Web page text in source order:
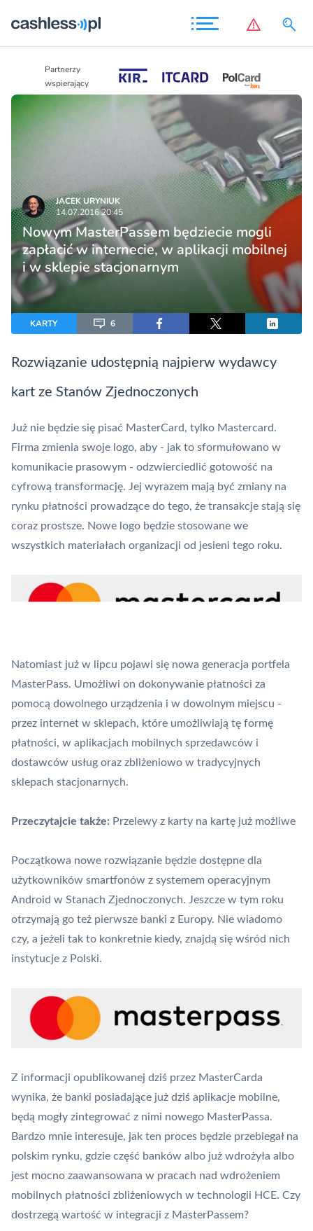
Partnerzy
wspierający
JACEK URYNIUK
14.07.2016 20:45
Nowym MasterPassem będziecie mogli
zapłacić w internecie, w aplikacji mobilnej
i w sklepie stacjonarnym
KARTY 6
Rozwiązanie udostępnią najpierw wydawcy
kart ze Stanów Zjednoczonych
Już nie będzie się pisać MasterCard, tylko Mastercard.
Firma zmienia swoje logo, aby - jak to sformułowano w
komunikacie prasowym - odzwierciedlić gotowość na
cyfrową transformację. Jej wyrazem mają być zmiany na
rynku płatności prowadzące do tego, że transakcje stają się
coraz prostsze. Nowe logo będzie stosowane we
wszystkich materiałach organizacji od jesieni tego roku.
Natomiast już w lipcu pojawi się nowa generacja portfela
MasterPass. Umożliwi on dokonywanie płatności za
pomocą dowolnego urządzenia i w dowolnym miejscu -
przez internet w sklepach, które umożliwiają tę formę
płatności, w aplikacjach mobilnych sprzedawców i
dostawców usług oraz zbliżeniowo w tradycyjnych
sklepach stacjonarnych.
Przeczytajcie także: Przelewy z karty na kartę już możliwe
Początkowa nowe rozwiązanie będzie dostępne dla
użytkowników smartfonów z systemem operacyjnym
Android w Stanach Zjednoczonych. Jeszcze w tym roku
otrzymają go też pierwsze banki z Europy. Nie wiadomo
czy, a jeżeli tak to konkretnie kiedy, znajdą się wśród nich
instytucje z Polski.
Z informacji opublikowanej dziś przez MasterCarda
wynika, że banki posiadające już dziś aplikacje mobilne,
będą mogły zintegrować z nimi nowego MasterPassa.
Bardzo mnie interesuje, jak ten proces będzie przebiegał na
polskim rynku, gdzie część banków albo już wdrożyła albo
jest mocno zaawansowana w pracach nad wdrożeniem
mobilnych płatności zbliżeniowych w technologii HCE. Czy
dostrzegą wartość w integracji z MasterPassem?